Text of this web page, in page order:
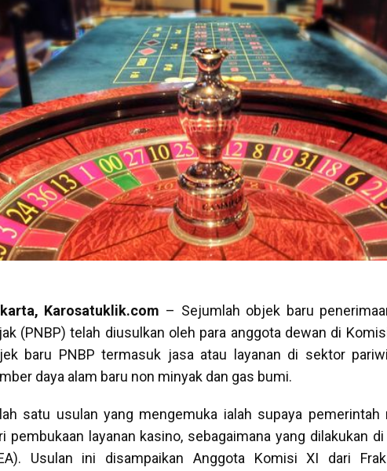
Karosatuklik.com – Sejumlah objek baru
(PNBP) telah diusulkan oleh para anggota dewan di
baru PNBP termasuk jasa atau layanan di sektor
daya alam baru non minyak dan gas bumi.
satu usulan yang mengemuka ialah supaya
pembukaan layanan kasino, sebagaimana yang dilakukan
Usulan ini disampaikan Anggota Komisi XI dari